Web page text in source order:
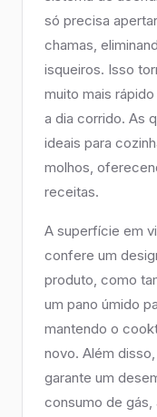
só precisa
chamas,
isqueiros. Isso
muito mais
a dia corrido. As
ideais para
molhos,
receitas.
A superfície em
confere um
produto, como
um pano úmido
mantendo o
novo. Além
garante um
consumo de gás,